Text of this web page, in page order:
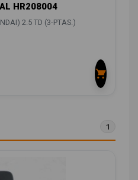
HR208004
2.5 TD (3-PTAS.)
1